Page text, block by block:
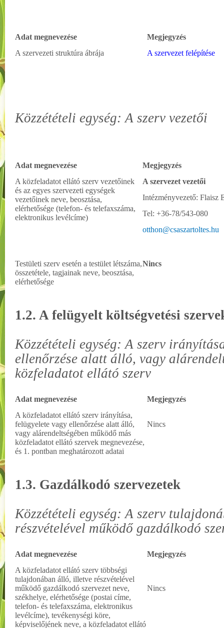
Adat megnevezése
Megjegyzés
A szervezeti struktúra ábrája
A szervezet felépítése
Közzétételi egység: A szerv vezetői
Adat megnevezése
Megjegyzés
A közfeladatot ellátó szerv vezetőinek
és az egyes szervezeti egységek
vezetőinek neve, beosztása,
elérhetősége (telefon- és telefaxszáma,
elektronikus levélcíme)
A szervezet vezetői
Intézményvezető: Flaisz
Tel: +36-78/543-080
otthon@csaszartoltes.hu
Testületi szerv esetén a testület létszáma,
összetétele, tagjainak neve, beosztása,
elérhetősége
Nincs
1.2. A felügyelt költségvetési
Közzétételi egység: A szerv
ellenőrzése alatt álló, vagy
közfeladatot ellátó szerv
Adat megnevezése
Megjegyzés
A közfeladatot ellátó szerv irányítása,
felügyelete vagy ellenőrzése alatt álló,
vagy alárendeltségében működő más
közfeladatot ellátó szervek megnevezése,
és 1. pontban meghatározott adatai
Nincs
1.3. Gazdálkodó szervezetek
Közzétételi egység: A szerv
részvételével működő gazdálkodó
Adat megnevezése
Megjegyzés
A közfeladatot ellátó szerv többségi
tulajdonában álló, illetve részvételével
működő gazdálkodó szervezet neve,
székhelye, elérhetősége (postai címe,
telefon- és telefaxszáma, elektronikus
levélcíme), tevékenységi köre,
képviselőjének neve, a közfeladatot ellátó
Nincs